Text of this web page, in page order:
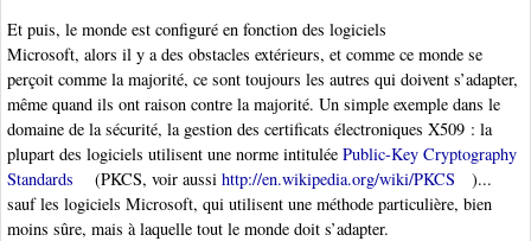
Et puis, le monde est configuré en fonction des logiciels
Microsoft, alors il y a des obstacles extérieurs, et comme ce monde se
perçoit comme la majorité, ce sont toujours les autres qui doivent s’adapter,
même quand ils ont raison contre la majorité. Un simple exemple dans le
domaine de la sécurité, la gestion des certificats électroniques X509 : la
plupart des logiciels utilisent une norme intitulée Public-Key Cryptography
Standards
(PKCS, voir aussi http://en.wikipedia.org/wiki/PKCS
)...
sauf les logiciels Microsoft, qui utilisent une méthode particulière, bien
moins sûre, mais à laquelle tout le monde doit s’adapter.